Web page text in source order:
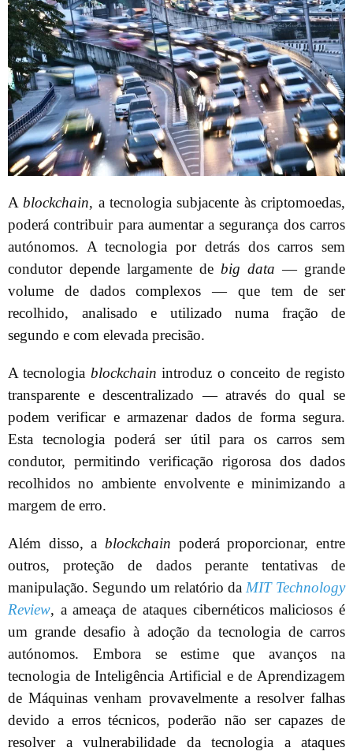
Ablockchain, a tecnologia subjacente às criptomoedas,
poderá contribuir para aumentar a segurança dos carros
autónomos. A tecnologia por detrás dos carros sem
condutor depende largamente de big data — grande
volume de dados complexos — que tem de ser
recolhido, analisado e utilizado numa fração de
segundo e com elevada precisão.
A tecnologia blockchain introduz o conceito de registo
transparente e descentralizado — através do qual se
podem verificar e armazenar dados de forma segura.
Esta tecnologia poderá ser útil para os carros sem
condutor, permitindo verificação rigorosa dos dados
recolhidos no ambiente envolvente e minimizando a
margem de erro.
Além disso, a blockchain poderá proporcionar, entre
outros, proteção de dados perante tentativas de
manipulação. Segundo um relatório da MIT Technology
Review, a ameaça de ataques cibernéticos maliciosos é
um grande desafio à adoção da tecnologia de carros
autónomos. Embora se estime que avanços na
tecnologia de Inteligência Artificial e de Aprendizagem
de Máquinas venham provavelmente a resolver falhas
devido a erros técnicos, poderão não ser capazes de
resolver a vulnerabilidade da tecnologia a ataques